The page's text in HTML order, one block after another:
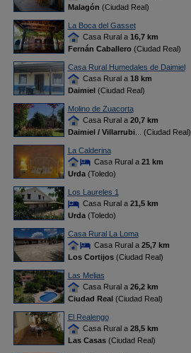
Malagón (Ciudad Real)
La Boca del Gasset
Casa Rural a 16,7 km
Fernán Caballero(Ciudad Real)
Casa Rural Humedales de Daimiel
Casa Rural a 18 km
Daimiel(Ciudad Real)
Molino de Zuacorta
Casa Rural a 20,7 km
Daimiel / Villarrubi... (Ciudad Real)
La Calderina
Casa Rural a 21 km
Urda(Toledo)
Los Laureles 1
Casa Rural a 21,5 km
Urda(Toledo)
Casa Rural La Loma
Casa Rural a 25,7 km
Los Cortijos(Ciudad Real)
Las Melias
Casa Rural a 26,2 km
Ciudad Real(Ciudad Real)
El Realengo
Casa Rural a 28,5 km
Las Casas(Ciudad Real)